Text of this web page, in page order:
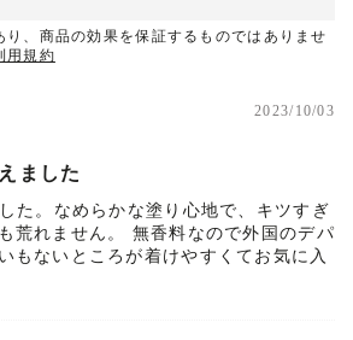
り、商品の効果を保証するものではありませ
用規約
2023/10/03
ました
た。なめらかな塗り心地で、キツすぎ
荒れません。 無香料なので外国のデパ
もないところが着けやすくてお気に入